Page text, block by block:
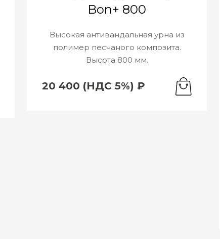
Bon+ 800
Высокая антивандальная урна из
полимер песчаного композита.
Высота 800 мм.
20 400 (НДС 5%) ₽